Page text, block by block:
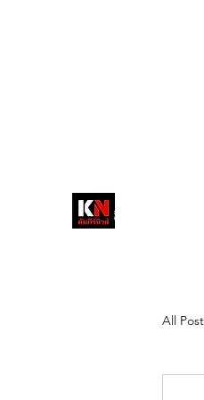
วส์
สื่อลึกวงการสงฆ์
All